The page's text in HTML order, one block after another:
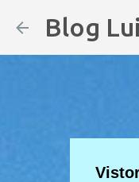
Blog